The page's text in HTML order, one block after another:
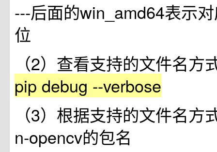
---后面的win_amd64表示
位
（2）查看支持的文件名方
pip debug --verbose
（3）根据支持的文件名方
n-opencv的包名